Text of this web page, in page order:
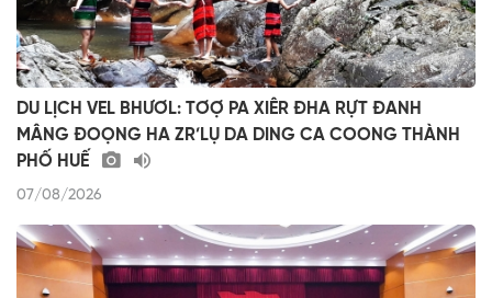
DU LỊCH VEL BHƯƠL: TƠỢ PA XIÊR ĐHA RỰT ĐANH
MÂNG ĐOỌNG HA ZR’LỤ DA DING CA COONG THÀNH
PHỐ HUẾ
07/08/2026